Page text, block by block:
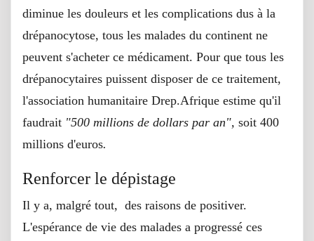
diminue les douleurs et les complications dus à la
drépanocytose, tous les malades du continent ne
peuvent s'acheter ce médicament. Pour que tous les
drépanocytaires puissent disposer de ce traitement,
l'association humanitaire Drep.Afrique estime qu'il
faudrait "500 millions de dollars par an", soit 400
millions d'euros.
Renforcer le dépistage
Il y a, malgré tout, des raisons de positiver.
L'espérance de vie des malades a progressé ces